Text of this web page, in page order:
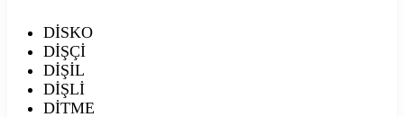
DİSKO
DİŞÇİ
DİŞİL
DİŞLİ
DİTME